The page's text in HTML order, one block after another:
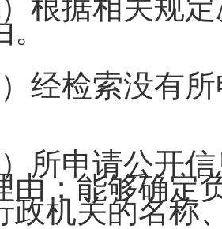
）根据相关规
。
）经检索没有
）所申请公开
由；能够确定
政机关的名称